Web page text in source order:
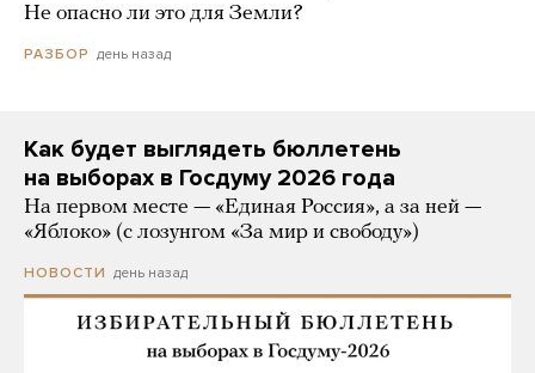
Не опасно ли это для Земли?
РАЗБОР день назад
Как будет выглядеть бюллетень
на выборах в Госдуму 2026 года
На первом месте — «Единая Россия», а за ней —
«Яблоко» (с лозунгом «За мир и свободу»)
НОВОСТИ день назад